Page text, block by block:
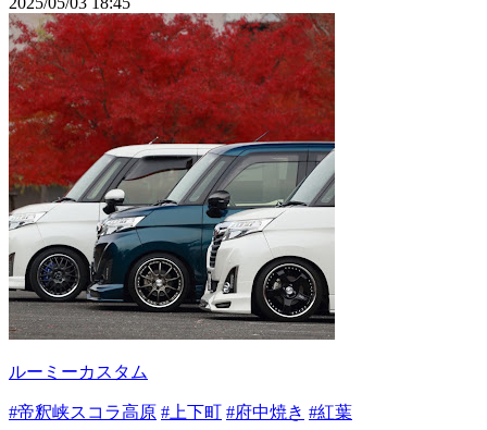
ルーミーカスタム
#帝釈峡スコラ高原 #上下町 #府中焼き #紅葉